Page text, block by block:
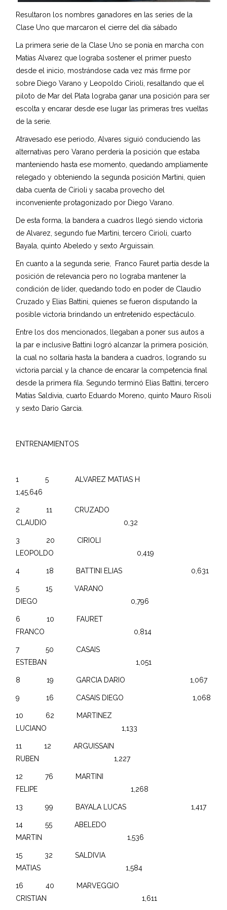
Resultaron los nombres ganadores en las series de la
Clase Uno que marcaron el cierre del día sábado
La primera serie de la Clase Uno se ponía en marcha con
Matías Alvarez que lograba sostener el primer puesto
desde el inicio, mostrándose cada vez más firme por
sobre Diego Varano y Leopoldo Cirioli, resaltando que el
piloto de Mar del Plata lograba ganar una posición para ser
escolta y encarar desde ese lugar las primeras tres vueltas
de la serie.
Atravesado ese periodo, Alvares siguió conduciendo las
alternativas pero Varano perdería la posición que estaba
manteniendo hasta ese momento, quedando ampliamente
relegado y obteniendo la segunda posición Martini, quien
daba cuenta de Cirioli y sacaba provecho del
inconveniente protagonizado por Diego Varano.
De esta forma, la bandera a cuadros llegó siendo victoria
de Alvarez, segundo fue Martini, tercero Cirioli, cuarto
Bayala, quinto Abeledo y sexto Arguissain.
En cuanto a la segunda serie, Franco Fauret partía desde la
posición de relevancia pero no lograba mantener la
condición de líder, quedando todo en poder de Claudio
Cruzado y Elias Battini, quienes se fueron disputando la
posible victoria brindando un entretenido espectáculo.
Entre los dos mencionados, llegaban a poner sus autos a
la par e inclusive Battini logró alcanzar la primera posición,
la cual no soltaría hasta la bandera a cuadros, logrando su
victoria parcial y la chance de encarar la competencia final
desde la primera fila. Segundo terminó Elias Battini, tercero
Matías Saldivia, cuarto Eduardo Moreno, quinto Mauro Risoli
y sexto Darío Garcia.
ENTRENAMIENTOS
1 5 ALVAREZ MATIAS H
1;45,646
2 11 CRUZADO
CLAUDIO 0,32
3 20 CIRIOLI
LEOPOLDO 0,419
4 18 BATTINI ELIAS 0,631
5 15 VARANO
DIEGO 0,796
6 10 FAURET
FRANCO 0,814
7 50 CASAIS
ESTEBAN 1,051
8 19 GARCIA DARIO 1,067
9 16 CASAIS DIEGO 1,068
10 62 MARTINEZ
LUCIANO 1,133
11 12 ARGUISSAIN
RUBEN 1,227
12 76 MARTINI
FELIPE 1,268
13 99 BAYALA LUCAS 1,417
14 55 ABELEDO
MARTIN 1,536
15 32 SALDIVIA
MATIAS 1,584
16 40 MARVEGGIO
CRISTIAN 1,611